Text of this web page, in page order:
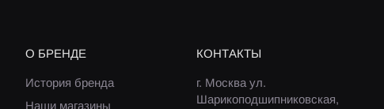
О БРЕНДЕ
История бренда
Наши магазины
КОНТАКТЫ
г. Москва ул.
Шарикоподшипниковская,